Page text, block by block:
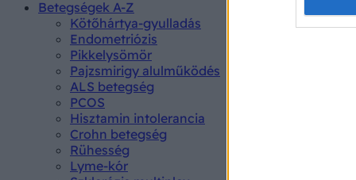
Betegségek A-Z
Kötőhártya-gyulladás
Endometriózis
Pikkelysömör
Pajzsmirigy alulműködés
ALS betegség
PCOS
Hisztamin intolerancia
Crohn betegség
Rühesség
Lyme-kór